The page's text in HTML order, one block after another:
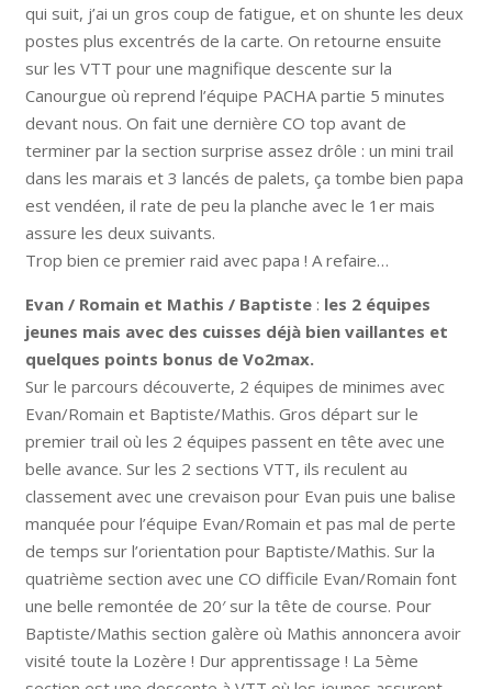
qui suit, j’ai un gros coup de fatigue, et on shunte les deux
postes plus excentrés de la carte. On retourne ensuite
sur les VTT pour une magnifique descente sur la
Canourgue où reprend l’équipe PACHA partie 5 minutes
devant nous. On fait une dernière CO top avant de
terminer par la section surprise assez drôle : un mini trail
dans les marais et 3 lancés de palets, ça tombe bien papa
est vendéen, il rate de peu la planche avec le 1er mais
assure les deux suivants.
Trop bien ce premier raid avec papa ! A refaire…
Evan / Romain et Mathis / Baptiste: les 2 équipes
jeunes mais avec des cuisses déjà bien vaillantes et
quelques points bonus de Vo2max.
Sur le parcours découverte, 2 équipes de minimes avec
Evan/Romain et Baptiste/Mathis. Gros départ sur le
premier trail où les 2 équipes passent en tête avec une
belle avance. Sur les 2 sections VTT, ils reculent au
classement avec une crevaison pour Evan puis une balise
manquée pour l’équipe Evan/Romain et pas mal de perte
de temps sur l’orientation pour Baptiste/Mathis. Sur la
quatrième section avec une CO difficile Evan/Romain font
une belle remontée de 20′ sur la tête de course. Pour
Baptiste/Mathis section galère où Mathis annoncera avoir
visité toute la Lozère ! Dur apprentissage ! La 5ème